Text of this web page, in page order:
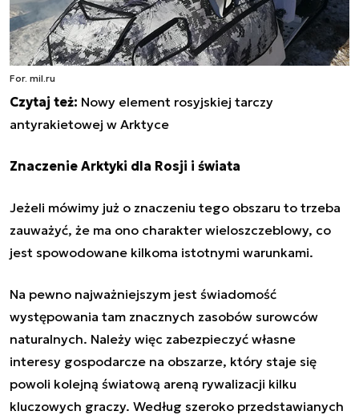
For. mil.ru
Czytaj też: Nowy element rosyjskiej tarczy
antyrakietowej w Arktyce
Znaczenie Arktyki dla Rosji i świata
Jeżeli mówimy już o znaczeniu tego obszaru to trzeba
zauważyć, że ma ono charakter wieloszczeblowy, co
jest spowodowane kilkoma istotnymi warunkami.
Na pewno najważniejszym jest świadomość
występowania tam znacznych zasobów surowców
naturalnych. Należy więc zabezpieczyć własne
interesy gospodarcze na obszarze, który staje się
powoli kolejną światową areną rywalizacji kilku
kluczowych graczy. Według szeroko przedstawianych